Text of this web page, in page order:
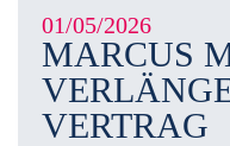
01/05/2026
MARCUS
VERTRAG